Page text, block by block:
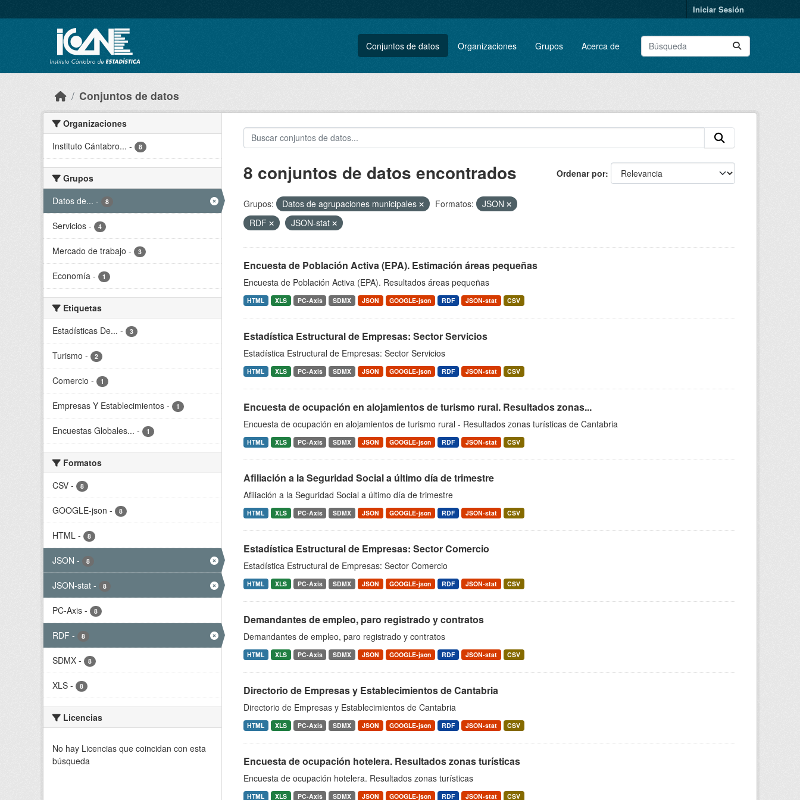
Iniciar Sesión
Conjuntos de datos Organizaciones Grupos Acerca de
Conjuntos de datos
Organizaciones
Instituto Cántabro... - 8
Grupos
Datos de... - 8
Servicios - 4
Mercado de trabajo - 3
Economía - 1
Etiquetas
Estadísticas De... - 3
Turismo - 2
Comercio - 1
Empresas Y Establecimientos - 1
Encuestas Globales... - 1
Formatos
CSV - 8
GOOGLE-json - 8
HTML - 8
JSON - 8
JSON-stat - 8
PC-Axis - 8
RDF - 8
SDMX - 8
XLS - 8
Licencias
No hay Licencias que coincidan con esta
búsqueda
Ordenar por
8 conjuntos de datos encontrados
Grupos: Datos de agrupaciones municipales Formatos:
JSON
RDF
JSON-stat
Encuesta de Población Activa (EPA). Estimación áreas pequeñas
Encuesta de Población Activa (EPA). Resultados áreas pequeñas
HTML XLS PC-Axis SDMX JSON GOOGLE-json RDF JSON-stat CSV
Estadística Estructural de Empresas: Sector Servicios
Estadística Estructural de Empresas: Sector Servicios
HTML XLS PC-Axis SDMX JSON GOOGLE-json RDF JSON-stat CSV
Encuesta de ocupación en alojamientos de turismo rural. Resultados zonas...
Encuesta de ocupación en alojamientos de turismo rural - Resultados zonas turísticas de Cantabria
HTML XLS PC-Axis SDMX JSON GOOGLE-json RDF JSON-stat CSV
Afiliación a la Seguridad Social a último día de trimestre
Afiliación a la Seguridad Social a último día de trimestre
HTML XLS PC-Axis SDMX JSON GOOGLE-json RDF JSON-stat CSV
Estadística Estructural de Empresas: Sector Comercio
Estadística Estructural de Empresas: Sector Comercio
HTML XLS PC-Axis SDMX JSON GOOGLE-json RDF JSON-stat CSV
Demandantes de empleo, paro registrado y contratos
Demandantes de empleo, paro registrado y contratos
HTML XLS PC-Axis SDMX JSON GOOGLE-json RDF JSON-stat CSV
Directorio de Empresas y Establecimientos de Cantabria
Directorio de Empresas y Establecimientos de Cantabria
HTML XLS PC-Axis SDMX JSON GOOGLE-json RDF JSON-stat CSV
Encuesta de ocupación hotelera. Resultados zonas turísticas
Encuesta de ocupación hotelera. Resultados zonas turísticas
HTML XLS PC-Axis SDMX JSON GOOGLE-json RDF JSON-stat CSV